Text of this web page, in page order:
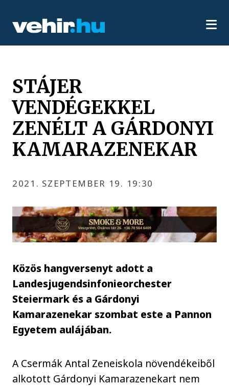
STÁJER
VENDÉGEKKEL
ZENÉLT A GÁRDONYI
KAMARAZENEKAR
2021. SZEPTEMBER 19. 19:30
Közös hangversenyt adott a
Landesjugendsinfonieorchester
Steiermark és a Gárdonyi
Kamarazenekar szombat este a Pannon
Egyetem aulájában.
A Csermák Antal Zeneiskola növendékeiből
alkotott Gárdonyi Kamarazenekart nem